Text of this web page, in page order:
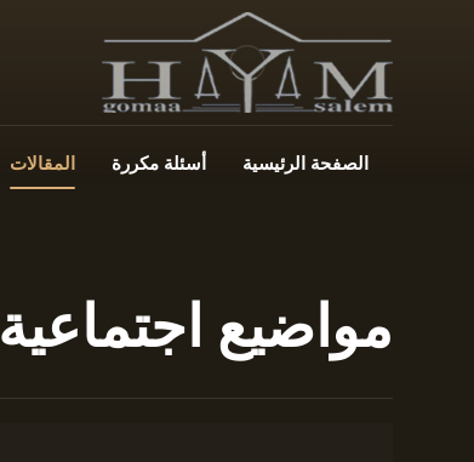
الصفحة الرئيسية أسئلة مكررة المقالات
مواضيع اجتماعية